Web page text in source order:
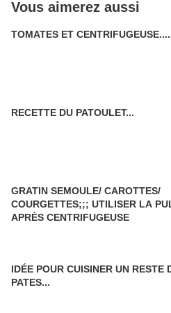
Vous aimerez aussi
TOMATES ET
RECETTE DU PATOULET...
GRATIN SEMOULE/ CAROTTES/
COURGETTES;;; UTILISER LA
APRÈS CENTRIFUGEUSE
IDÉE POUR CUISINER UN RESTE
PATES...